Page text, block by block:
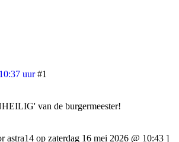
uur #1
van de burgermeester!
astra14 op zaterdag 16 mei 2026 @ 10:43 ]